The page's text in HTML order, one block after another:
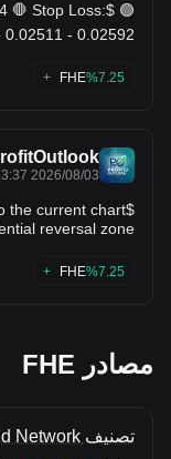
- 0.02592
FHE%7.25+
2026/08/03 13:37
the current chart
reversal zone
$0.05 – $0.07 in
the mid-term. $swarms $PTB
FHE%7.25+
مصادر FHE
تصنيف Mind Network